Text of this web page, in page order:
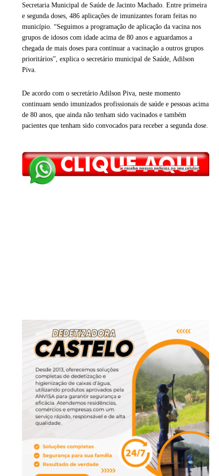
Secretaria Municipal de Saúde de Jacinto Machado. Entre primeira
e segunda doses, 486 aplicações de imunizantes foram feitas no
município. “Seguimos a programação de aplicação da vacina nos
grupos de idosos com idade acima de 80 anos e aguardamos a
chegada de mais doses para continuar a vacinação a outros grupos
prioritários”, explica o secretário municipal de Saúde, Adilson
Piva.
De acordo com o secretário Adilson Piva, neste momento
continuam sendo imunizados profissionais de saúde e pessoas acima
de 80 anos, que ainda não tenham sido vacinados e também
pacientes que tenham sido convocados para receber a segunda dose.